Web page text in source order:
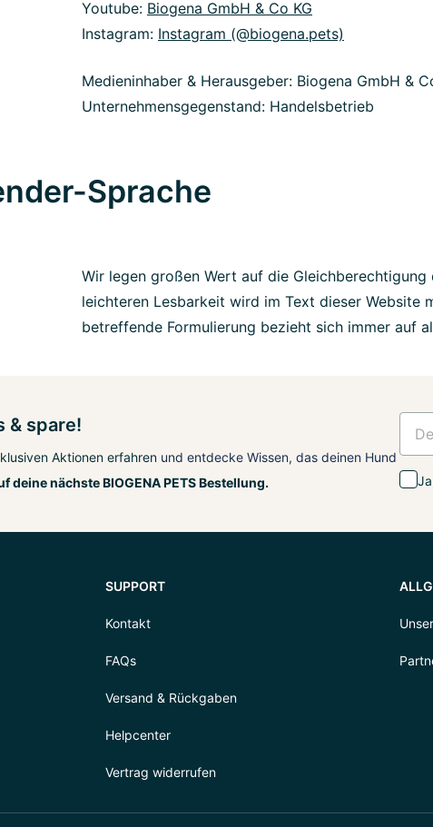
Youtube: Biogena GmbH & Co KG
Instagram: Instagram (@biogena.pets)
Medieninhaber & Herausgeber: Biogena GmbH &
Unternehmensgegenstand: Handelsbetrieb
Sprache
Wir legen großen Wert auf die Gleichberechtigung
leichteren Lesbarkeit wird im Text dieser Website
betreffende Formulierung bezieht sich immer auf
& spare!
Aktionen erfahren und entdecke Wissen, das deinen Hund
deine nächste BIOGENA PETS Bestellung.
SUPPORT
Kontakt
FAQs
Versand & Rückgaben
Helpcenter
Vertrag widerrufen